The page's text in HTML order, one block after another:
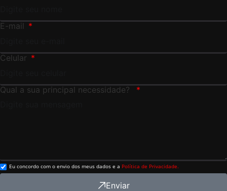
E-mail
Celular
Qual a sua principal necessidade?
Eu concordo com o envio dos meus dados e a Política de Privacidade.
Enviar